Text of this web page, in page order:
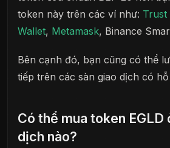
token này trên các ví như: Trust
Wallet, Metamask, Binance
Bên cạnh đó, bạn cũng có thể
tiếp trên các sàn giao dịch có
Có thể mua token EGLD
dịch nào?